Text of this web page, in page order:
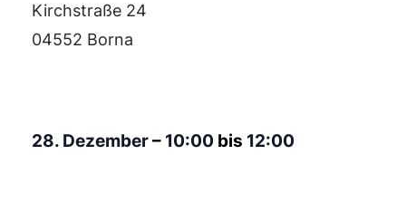
Kirchstraße 24
04552 Borna
28. Dezember– 10:00 bis 12:00